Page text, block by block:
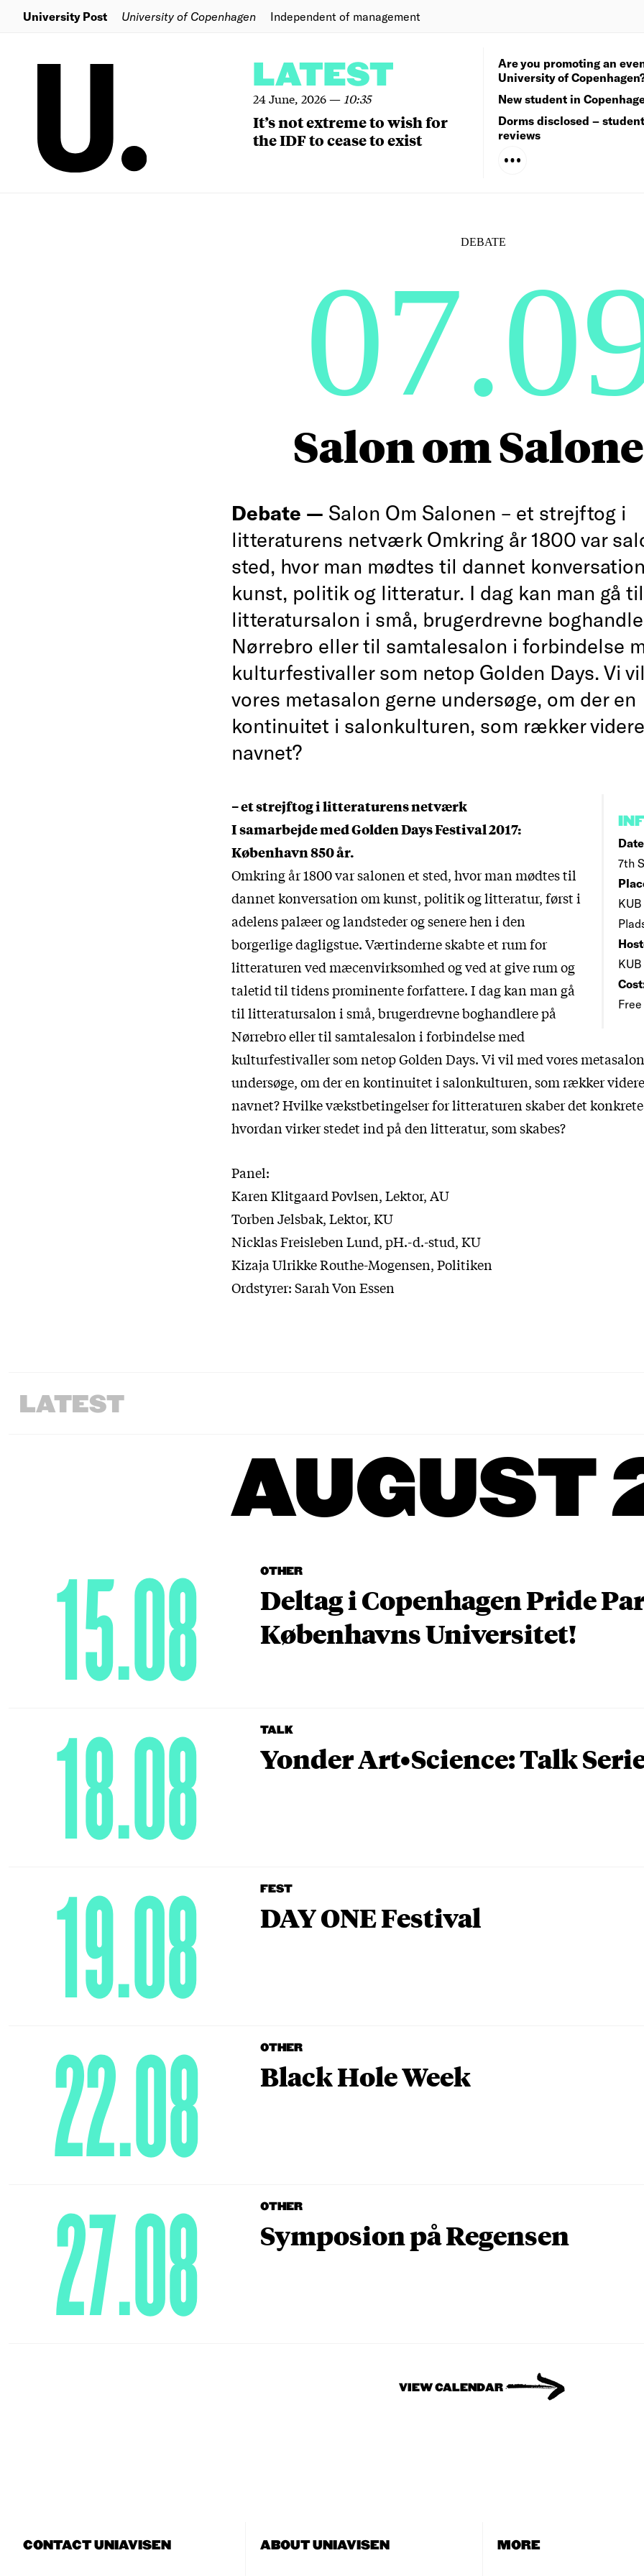
University Post University of Copenhagen Independent of management
LATEST
24 June, 2026— 10:35
It’s not extreme to wish for
the IDF to cease to exist
Are you promoting an
University of
New student in
Dorms disclosed –
reviews
DEBATE
Salon om
Debate — Salon Om Salonen – et strejftog i
litteraturens netværk Omkring år 1800 var
sted, hvor man mødtes til dannet
kunst, politik og litteratur. I dag kan man gå til
litteratursalon i små, brugerdrevne
Nørrebro eller til samtalesalon i forbindelse
kulturfestivaller som netop Golden Days. Vi
vores metasalon gerne undersøge, om der en
kontinuitet i salonkulturen, som rækker
navnet?
7th
Free
– et strejftog i litteraturens netværk
I samarbejde med Golden Days Festival 2017:
København 850 år.
Omkring år 1800 var salonen et sted, hvor man mødtes til
dannet konversation om kunst, politik og litteratur, først i
adelens palæer og landsteder og senere hen i den
borgerlige dagligstue. Værtinderne skabte et rum for
litteraturen ved mæcenvirksomhed og ved at give rum og
taletid til tidens prominente forfattere. I dag kan man gå
til litteratursalon i små, brugerdrevne boghandlere på
Nørrebro eller til samtalesalon i forbindelse med
kulturfestivaller som netop Golden Days. Vi vil med vores
undersøge, om der en kontinuitet i salonkulturen, som rækker
navnet? Hvilke vækstbetingelser for litteraturen skaber det konkrete
hvordan virker stedet ind på den litteratur, som skabes?
Panel:
Karen Klitgaard Povlsen, Lektor, AU
Torben Jelsbak, Lektor, KU
Nicklas Freisleben Lund, pH.-d.-stud, KU
Kizaja Ulrikke Routhe-Mogensen, Politiken
Ordstyrer: Sarah Von Essen
LATEST
AUGUST
OTHER
Deltag i Copenhagen Pride
Københavns Universitet!
15.08
TALK
Yonder Art•Science: Talk
18.08
FEST
DAY ONE Festival
19.08
OTHER
Black Hole Week
22.08
OTHER
Symposion på Regensen
27.08
VIEW CALENDAR
CONTACT UNIAVISEN ABOUT UNIAVISEN MORE